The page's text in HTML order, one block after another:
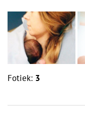
Fotiek: 3